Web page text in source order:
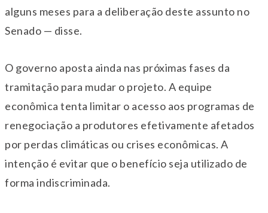
alguns meses para a deliberação deste assunto no
Senado — disse.
O governo aposta ainda nas próximas fases da
tramitação para mudar o projeto. A equipe
econômica tenta limitar o acesso aos programas de
renegociação a produtores efetivamente afetados
por perdas climáticas ou crises econômicas. A
intenção é evitar que o benefício seja utilizado de
forma indiscriminada.